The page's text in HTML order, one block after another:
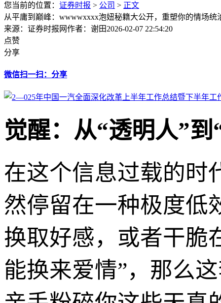
您当前的位置： 证券时报 > 公司 > 正文
从平庸到巅峰：wwwwxxxx泡妞秘籍大公开，重塑你的情场统
来源：证券时报网作者：谢田2026-02-07 22:54:20
点赞
分享
微信扫一扫：分享
觉醒：从“透明人”
在这个信息过载的时
然停留在一种极度低
换取好感，或者干脆
能换来爱情”，那么